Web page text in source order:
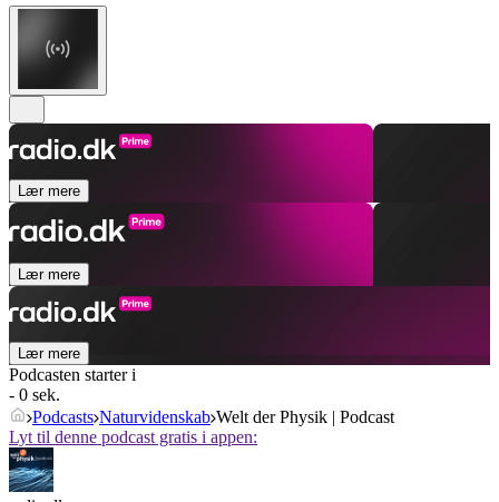
Lær mere
Lær mere
Lær mere
Podcasten starter i
- 0 sek.
Podcasts Naturvidenskab Welt der Physik | Podcast
Lyt til denne podcast gratis i appen: